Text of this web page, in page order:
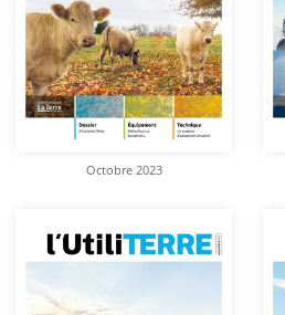
Octobre 2023